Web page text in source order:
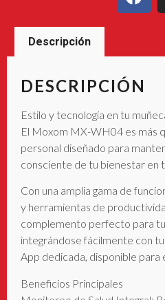
Descripción
DESCRIPCIÓN
Estilo y tecnología en tu
El Moxom MX-WH04 es más
personal diseñado para
consciente de tu bienestar en
Con una amplia gama de
y herramientas de
complemento perfecto para
integrándose fácilmente con
App dedicada, disponible para
Beneficios Principales